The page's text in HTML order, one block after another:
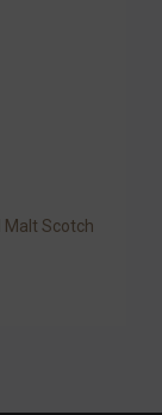
Malt Scotch